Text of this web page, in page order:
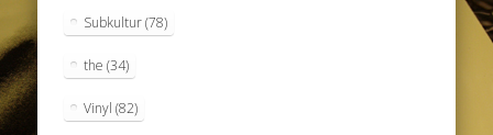
Subkultur(78)
the (34)
Vinyl (82)